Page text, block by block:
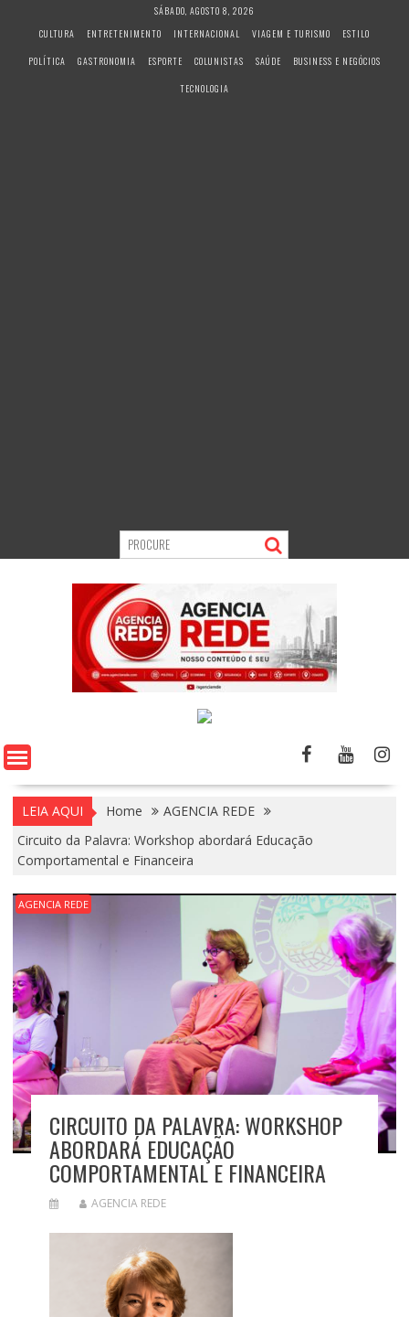
SÁBADO, AGOSTO 8, 2026
CULTURA
ENTRETENIMENTO INTERNACIONAL VIAGEM E TURISMO
ESTILO
POLÍTICA
GASTRONOMIA ESPORTE COLUNISTAS SAÚDE
BUSINESS E NEGÓCIOS
TECNOLOGIA
LEIA AQUI Home
AGENCIA REDE
Circuito da Palavra: Workshop abordará Educação
Comportamental e Financeira
AGENCIA REDE
CIRCUITO DA PALAVRA: WORKSHOP
ABORDARÁ EDUCAÇÃO
COMPORTAMENTAL E FINANCEIRA
AGENCIA REDE